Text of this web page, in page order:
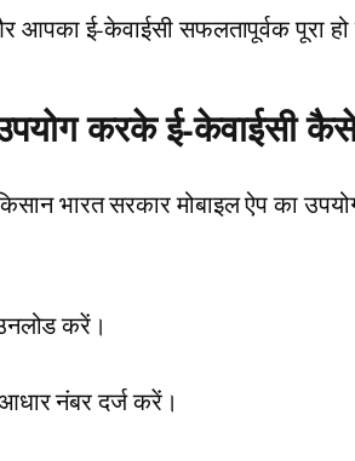
ई-केवाईसी सफलतापूर्वक पूरा हो
करके ई-केवाईसी
भारत सरकार मोबाइल ऐप का
करें।
नंबर दर्ज करें।